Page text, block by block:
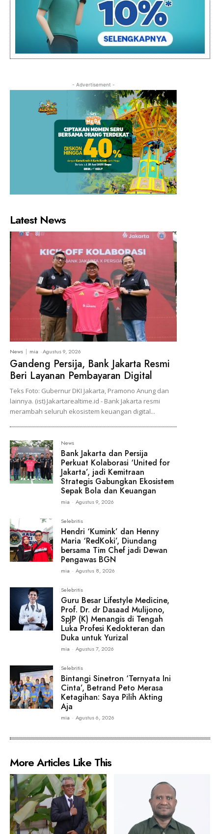
- Advertisement -
Latest News
News mia -Agustus 9, 2026
Gandeng Persija, Bank Jakarta Resmi
Beri Layanan Pembayaran Digital
Teks Foto: Gubernur DKI Jakarta, Pramono Anung dan
lainnya. (ist) Jakartarealtime.id - Bank Jakarta resmi
merambah seluruh ekosistem keuangan digital...
News
Bank Jakarta dan Persija
Perkuat Kolaborasi ‘United for
Jakarta’, jadi Kemitraan
Strategis Gabungkan Ekosistem
Sepak Bola dan Keuangan
mia - Agustus 9, 2026
Selebritis
Hendri ‘Kumink’ dan Henny
Maria ‘RedKoki’, Diundang
bersama Tim Chef jadi Dewan
Pengawas BGN
mia - Agustus 8, 2026
Selebritis
Guru Besar Lifestyle Medicine,
Prof. Dr. dr Dasaad Mulijono,
SpJP (K) Menangis di Tengah
Luka Profesi Kedokteran dan
Duka untuk Yurizal
mia - Agustus 7, 2026
Selebritis
Bintangi Sinetron ‘Ternyata Ini
Cinta’, Betrand Peto Merasa
Ketagihan: Saya Pilih Akting
Aja
mia - Agustus 6, 2026
More Articles Like This